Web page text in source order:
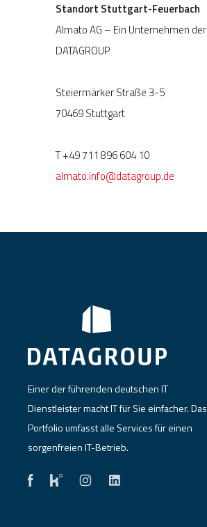
Standort Stuttgart-Feuerbach
Almato AG – Ein Unternehmen der
DATAGROUP
Steiermärker Straße 3-5
70469 Stuttgart
T +49 711 896 604 10
almato.info@datagroup.de
Einer der führenden deutschen IT
Dienstleister macht IT für Sie einfacher. Das
Portfolio umfasst alle Services für einen
sorgenfreien IT-Betrieb.